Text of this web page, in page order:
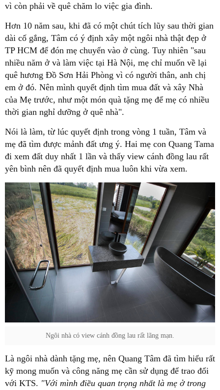
vì còn phải về quê chăm lo việc gia đình.
Hơn 10 năm sau, khi đã có một chút tích lũy sau thời gian
dài cố gắng, Tâm có ý định xây một ngôi nhà thật đẹp ở
TP HCM để đón mẹ chuyển vào ở cùng. Tuy nhiên "sau
nhiều năm ở và làm việc tại Hà Nội, mẹ chỉ muốn về lại
quê hương Đồ Sơn Hải Phòng vì có người thân, anh chị
em ở đó. Nên mình quyết định tìm mua đất và xây Nhà
của Mẹ trước, như một món quà tặng mẹ để mẹ có nhiều
thời gian nghỉ dưỡng ở quê nhà".
Nói là làm, từ lúc quyết định trong vòng 1 tuần, Tâm và
mẹ đã tìm được mảnh đất ưng ý. Hai mẹ con Quang Tama
đi xem đất duy nhất 1 lần và thấy view cánh đồng lau rất
yên bình nên đã quyết định mua luôn khi vừa xem.
Ngôi nhà có view cánh đồng lau rất lãng mạn.
Là ngôi nhà dành tặng mẹ, nên Quang Tâm đã tìm hiểu rất
kỹ mong muốn và công năng mẹ cần sử dụng để trao đổi
với KTS. "Với mình điều quan trọng nhất là mẹ ở trong